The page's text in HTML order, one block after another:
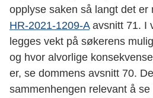
opplyse saken så langt det er
HR-2021-1209-Aavsnitt 71. I
legges vekt på søkerens
og hvor alvorlige
er, se dommens avsnitt 70.
sammenhengen relevant å